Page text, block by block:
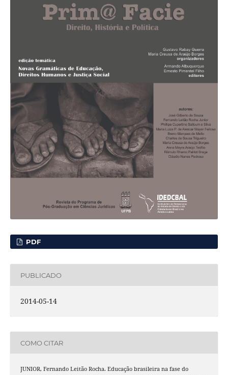
PDF
PUBLICADO
2014-05-14
COMO CITAR
JUNIOR, Fernando Leitão Rocha. Educação brasileira na fase do